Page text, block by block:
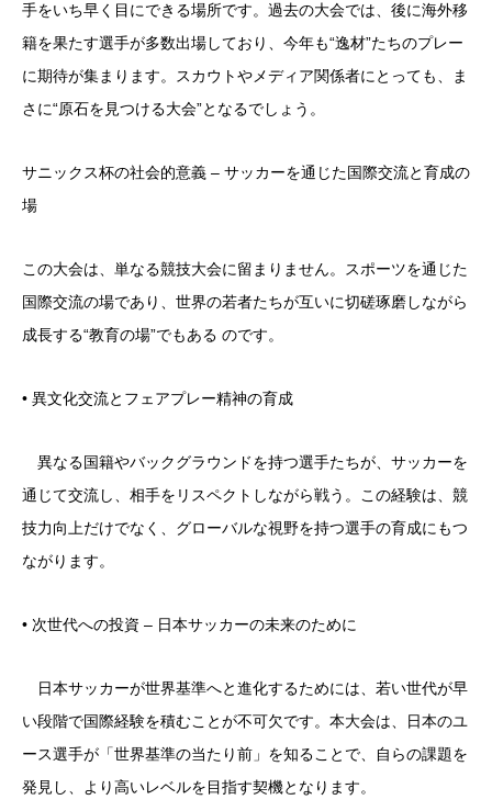
手をいち早く目にできる場所です。過去の大会では、後に海外移
籍を果たす選手が多数出場しており、今年も“逸材”たちのプレー
に期待が集まります。スカウトやメディア関係者にとっても、ま
さに“原石を見つける大会”となるでしょう。
サニックス杯の社会的意義 – サッカーを通じた国際交流と育成の
場
この大会は、単なる競技大会に留まりません。スポーツを通じた
国際交流の場であり、世界の若者たちが互いに切磋琢磨しながら
成長する“教育の場”でもある のです。
• 異文化交流とフェアプレー精神の育成
異なる国籍やバックグラウンドを持つ選手たちが、サッカーを
通じて交流し、相手をリスペクトしながら戦う。この経験は、競
技力向上だけでなく、グローバルな視野を持つ選手の育成にもつ
ながります。
• 次世代への投資 – 日本サッカーの未来のために
日本サッカーが世界基準へと進化するためには、若い世代が早
い段階で国際経験を積むことが不可欠です。本大会は、日本のユ
ース選手が「世界基準の当たり前」を知ることで、自らの課題を
発見し、より高いレベルを目指す契機となります。